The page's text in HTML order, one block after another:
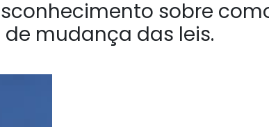
sobre
mudança das leis.